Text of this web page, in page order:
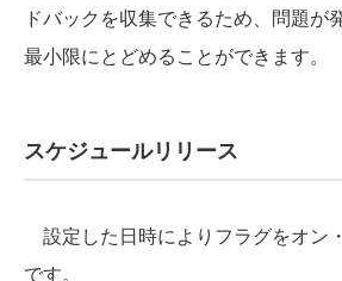
ドバックを収集できるため、問題が
最小限にとどめることができます。
スケジュールリリース
設定した日時によりフラグをオン
です。